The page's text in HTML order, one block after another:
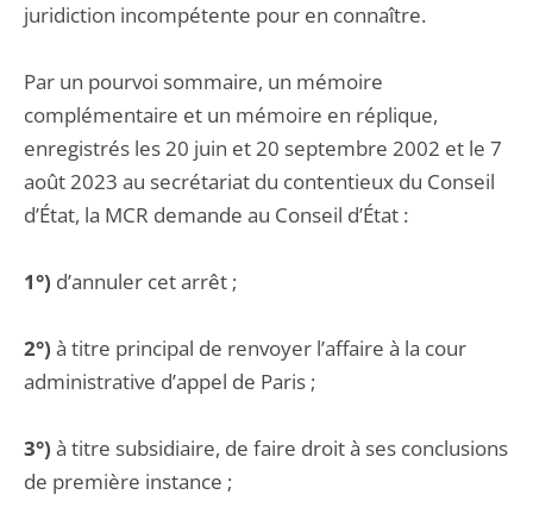
juridiction incompétente pour en connaître.
Par un pourvoi sommaire, un mémoire
complémentaire et un mémoire en réplique,
enregistrés les 20 juin et 20 septembre 2002 et le 7
août 2023 au secrétariat du contentieux du Conseil
d’État, la MCR demande au Conseil d’État :
1°) d’annuler cet arrêt ;
2°) à titre principal de renvoyer l’affaire à la cour
administrative d’appel de Paris ;
3°) à titre subsidiaire, de faire droit à ses conclusions
de première instance ;